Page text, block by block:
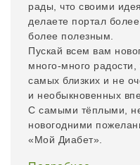
рады, что своими
делаете портал
более полезным.
Пускай всем вам
много-много
самых близких и не
и необыкновенных
С самыми тёплыми,
новогодними
«Мой Диабет».